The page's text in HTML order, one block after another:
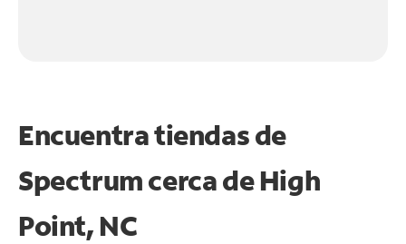
Encuentra tiendas de
Spectrum cerca deHigh
Point, NC